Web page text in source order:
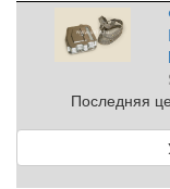
Последняя